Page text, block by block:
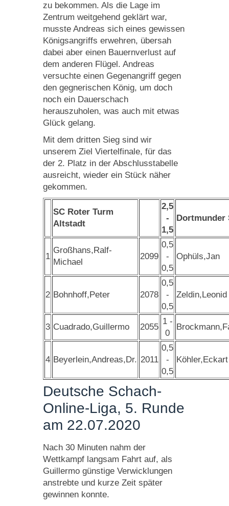
zu bekommen. Als die Lage im
Zentrum weitgehend geklärt war,
musste Andreas sich eines gewissen
Königsangriffs erwehren, übersah
dabei aber einen Bauernverlust auf
dem anderen Flügel. Andreas
versuchte einen Gegenangriff gegen
den gegnerischen König, um doch
noch ein Dauerschach
herauszuholen, was auch mit etwas
Glück gelang.
Mit dem dritten Sieg sind wir
unserem Ziel Viertelfinale, für das
der 2. Platz in der Abschlusstabelle
ausreicht, wieder ein Stück näher
gekommen.
SC Roter Turm
Altstadt
2,5
-
1,5
Dortmunder
1
Großhans,Ralf-
Michael
2099
0,5
-
0,5
Ophüls,Jan
2 Bohnhoff,Peter 2078
0,5
-
0,5
Zeldin,Leonid
3 Cuadrado,Guillermo 2055
1 -
0
4 Beyerlein,Andreas,Dr. 2011
0,5
-
0,5
Köhler,Eckart
Deutsche Schach-
Online-Liga, 5. Runde
am 22.07.2020
Nach 30 Minuten nahm der
Wettkampf langsam Fahrt auf, als
Guillermo günstige Verwicklungen
anstrebte und kurze Zeit später
gewinnen konnte.